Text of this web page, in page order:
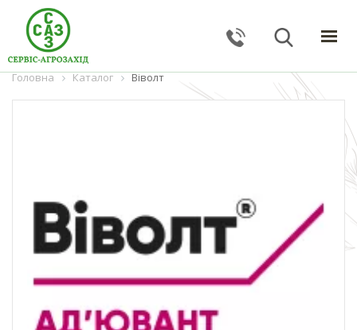
ГОЛОВНА
КАТАЛОГ
КОНТАКТИ
ЗВОРОТНИЙ ЗВ'ЯЗОК
Тернопільська обл., с. Великі Гаї, вул. Підлісна, 27
serviceagrozahid@gmail.com
Головна Каталог Віволт